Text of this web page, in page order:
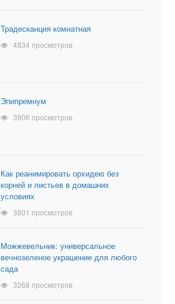
Традесканция комнатная
4834 просмотров
Эпипремнум
3906 просмотров
Как реанимировать орхидею без
корней и листьев в домашних
условиях
3801 просмотров
Можжевельник: универсальное
вечнозеленое украшение для любого
сада
3268 просмотров